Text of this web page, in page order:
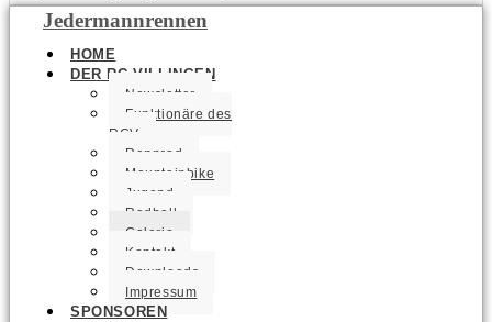
Jedermannrennen
HOME
DER RC VILLINGEN
Newsletter
Funktionäre des
RCV
Rennrad
Mountainbike
Jugend
Radball
Galerie
Kontakt
Downloads
Impressum
SPONSOREN